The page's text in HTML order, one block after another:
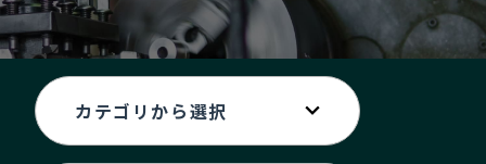
「人」から探す
記事ライター アンバサダー
お問い合わせ 会社概要